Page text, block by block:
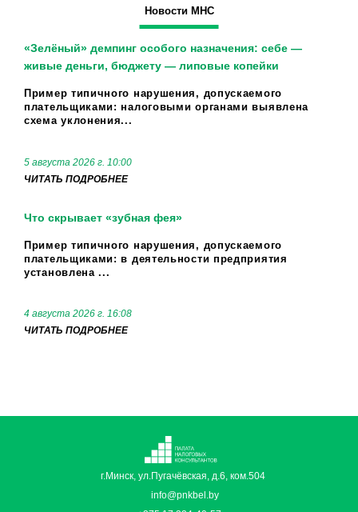
Новости МНС
«Зелёный» демпинг особого назначения: себе —
живые деньги, бюджету — липовые копейки
Пример типичного нарушения, допускаемого
плательщиками: налоговыми органами выявлена
схема уклонения...
5 августа 2026 г. 10:00
ЧИТАТЬ ПОДРОБНЕЕ
Что скрывает «зубная фея»
Пример типичного нарушения, допускаемого
плательщиками: в деятельности предприятия
установлена ...
4 августа 2026 г. 16:08
ЧИТАТЬ ПОДРОБНЕЕ
г.Минск, ул.Пугачёвская, д.6, ком.504
info@pnkbel.by